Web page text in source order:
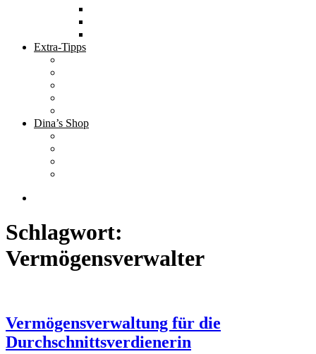
Extra-Tipps
Dina’s Shop
Schlagwort:
Vermögensverwalter
Vermögensverwaltung für die
Durchschnittsverdienerin